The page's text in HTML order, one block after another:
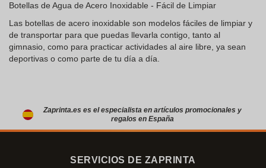
Botellas de Agua de Acero Inoxidable - Fácil de Limpiar
Las botellas de acero inoxidable son modelos fáciles de limpiar y
de transportar para que puedas llevarla contigo, tanto al
gimnasio, como para practicar actividades al aire libre, ya sean
deportivas o como parte de tu día a día.
Zaprinta.es es el especialista en artículos promocionales y
regalos en España
SERVICIOS DE ZAPRINTA